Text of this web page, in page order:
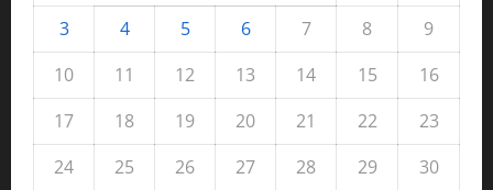
3
4 5 6 7 8
9
10
11 12 13 14 15
16
17
18 19 20 21 22
23
24
25 26 27 28 29
30